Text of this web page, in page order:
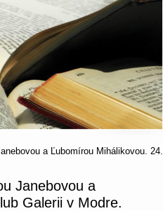
a Ľubomírou Mihálikovou. 24.
Janebovou a
Galerii v Modre.